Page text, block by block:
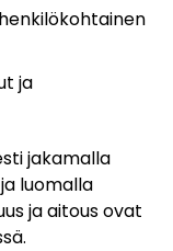
ja
jakamalla
luomalla
ja aitous ovat